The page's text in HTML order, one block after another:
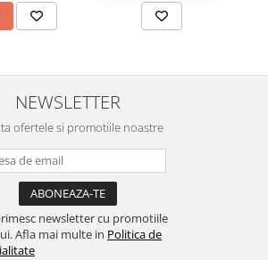
NEWSLETTER
ofertele si promotiile noastre
newsletter cu promotiile
Afla mai multe in Politica de